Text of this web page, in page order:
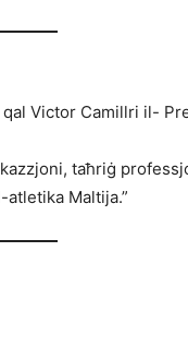
Victor Camillri il-
taħriġ
Maltija.”